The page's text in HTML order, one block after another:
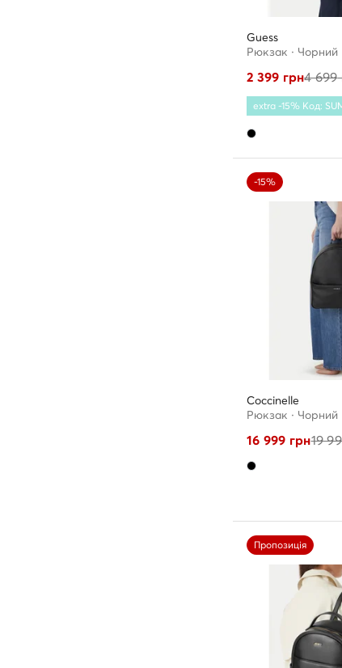
Guess
Рюкзак · Чорний
2 399 грн4 699
extra -15% Код:
-15%
Coccinelle
Рюкзак · Чорний
16 999 грн19
Пропозиція